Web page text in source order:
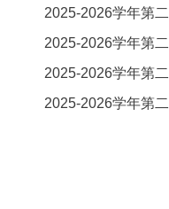
2025-2026学年第
2025-2026学年第
2025-2026学年第
2025-2026学年第